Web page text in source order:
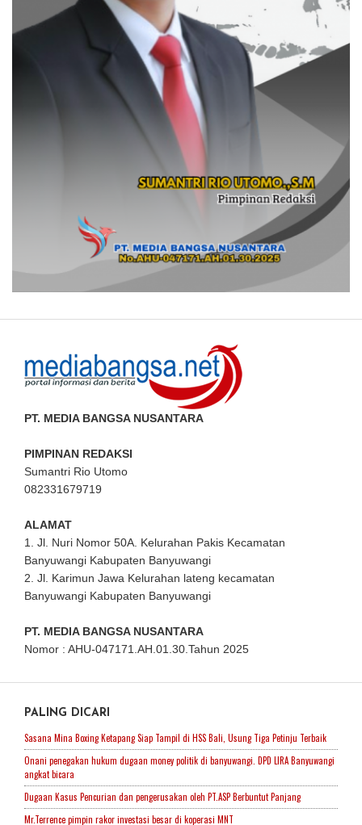
PT. MEDIA BANGSA NUSANTARA
PIMPINAN REDAKSI
Sumantri Rio Utomo
082331679719
ALAMAT
1. Jl. Nuri Nomor 50A. Kelurahan Pakis Kecamatan
Banyuwangi Kabupaten Banyuwangi
2. Jl. Karimun Jawa Kelurahan lateng kecamatan
Banyuwangi Kabupaten Banyuwangi
PT. MEDIA BANGSA NUSANTARA
Nomor : AHU-047171.AH.01.30.Tahun 2025
PALING DICARI
Sasana Mina Boxing Ketapang Siap Tampil di HSS Bali, Usung Tiga Petinju Terbaik
Onani penegakan hukum dugaan money politik di banyuwangi. DPD LIRA Banyuwangi
angkat bicara
Dugaan Kasus Pencurian dan pengerusakan oleh PT.ASP Berbuntut Panjang
Mr.Terrence pimpin rakor investasi besar di koperasi MNT